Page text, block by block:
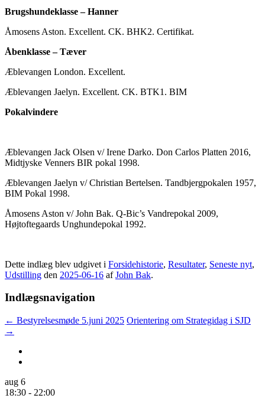
Brugshundeklasse – Hanner
Åmosens Aston. Excellent. CK. BHK2. Certifikat.
Åbenklasse – Tæver
Æblevangen London. Excellent.
Æblevangen Jaelyn. Excellent. CK. BTK1. BIM
Pokalvindere
Æblevangen Jack Olsen v/ Irene Darko. Don Carlos Platten 2016,
Midtjyske Venners BIR pokal 1998.
Æblevangen Jaelyn v/ Christian Bertelsen. Tandbjergpokalen 1957,
BIM Pokal 1998.
Åmosens Aston v/ John Bak. Q-Bic’s Vandrepokal 2009,
Højtoftegaards Unghundepokal 1992.
Dette indlæg blev udgivet i Forsidehistorie, Resultater, Seneste nyt,
Udstilling den 2025-06-16 afJohn Bak.
Indlægsnavigation
← Bestyrelsesmøde 5.juni 2025 Orientering om Strategidag i SJD
→
aug 6
18:30 - 22:00